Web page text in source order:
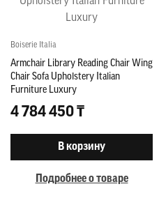
Boiserie Italia
Armchair Library Reading Chair Wing
Chair Sofa Upholstery Italian
Furniture Luxury
4 784 450 ₸
В корзину
Подробнее о товаре